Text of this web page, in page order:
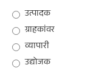
उत्पादक
ग्राहकांवर
व्यापारी
उद्योजक